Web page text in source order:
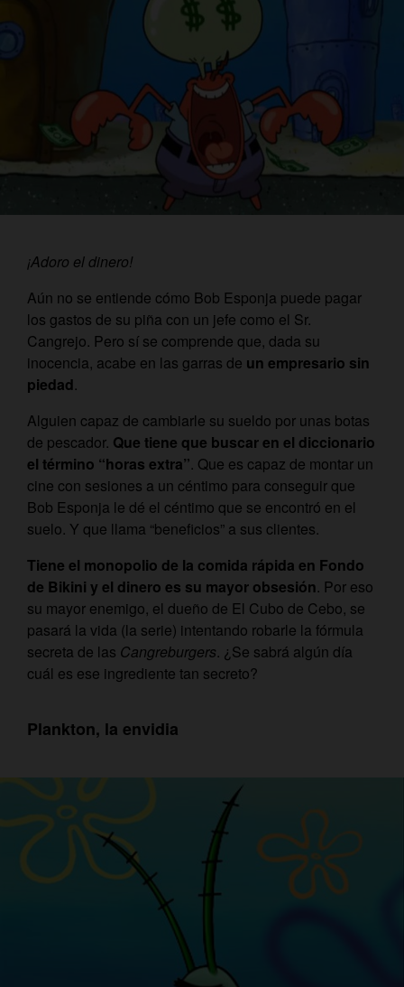
¡Adoro el dinero!
Aún no se entiende cómo Bob Esponja puede pagar
los gastos de su piña con un jefe como el Sr.
Cangrejo. Pero sí se comprende que, dada su
inocencia, acabe en las garras de un empresario sin
piedad.
Alguien capaz de cambiarle su sueldo por unas botas
de pescador. Que tiene que buscar en el diccionario
el término “horas extra”. Que es capaz de montar un
cine con sesiones a un céntimo para conseguir que
Bob Esponja le dé el céntimo que se encontró en el
suelo. Y que llama “beneficios” a sus clientes.
Tiene el monopolio de la comida rápida en Fondo
de Bikini y el dinero es su mayor obsesión. Por eso
su mayor enemigo, el dueño de El Cubo de Cebo, se
pasará la vida (la serie) intentando robarle la fórmula
secreta de las Cangreburgers. ¿Se sabrá algún día
cuál es ese ingrediente tan secreto?
Plankton, la envidia